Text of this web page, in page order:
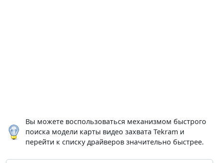
Вы можете воспользоваться механизмом быстрого
поиска модели карты видео захвата Tekram и
перейти к списку драйверов значительно быстрее.